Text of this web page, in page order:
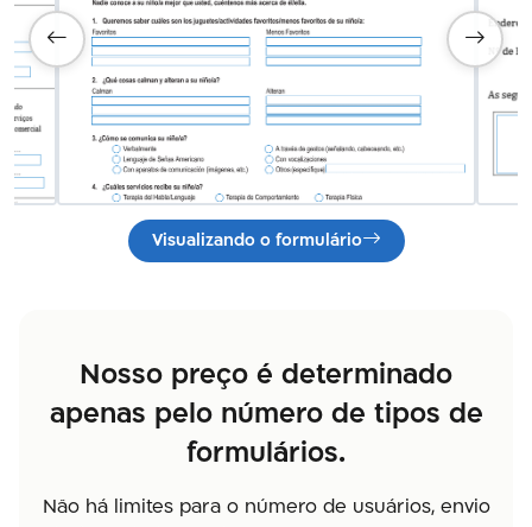
Visualizando o formulário
Nosso preço é determinado
apenas pelo número de tipos de
formulários.
Não há limites para o número de usuários, envio